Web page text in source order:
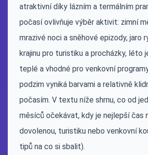
atraktivní díky lázním a termálním
počasí ovlivňuje výběr aktivit: zimní
mrazivé noci a sněhové epizody, jaro
krajinu pro turistiku a procházky, léto
teplé a vhodné pro venkovní
podzim vyniká barvami a relativně
počasím. V textu níže shrnu, co od
měsíců očekávat, kdy je nejlepší čas
dovolenou, turistiku nebo venkovní
tipů na co si sbalit).